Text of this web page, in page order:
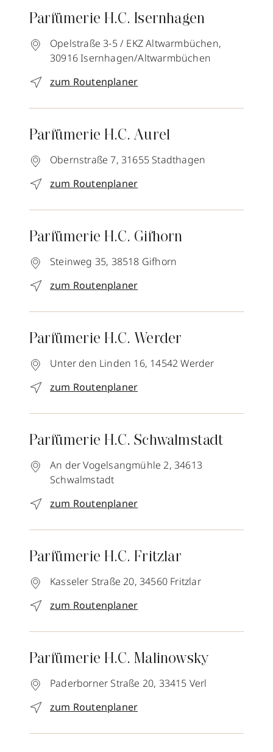
Parfümerie H.C. Isernhagen
Opelstraße 3-5 / EKZ Altwarmbüchen,
30916Isernhagen/Altwarmbüchen
zum Routenplaner
Parfümerie H.C. Aurel
Obernstraße 7, 31655 Stadthagen
zum Routenplaner
Parfümerie H.C. Gifhorn
Steinweg 35, 38518 Gifhorn
zum Routenplaner
Parfümerie H.C. Werder
Unter den Linden 16, 14542 Werder
zum Routenplaner
Parfümerie H.C. Schwalmstadt
An der Vogelsangmühle 2, 34613
Schwalmstadt
zum Routenplaner
Parfümerie H.C. Fritzlar
Kasseler Straße 20, 34560 Fritzlar
zum Routenplaner
Parfümerie H.C. Malinowsky
Paderborner Straße 20, 33415 Verl
zum Routenplaner